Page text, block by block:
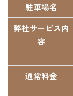
駐車場名
弊社サービス内
容
通常料金